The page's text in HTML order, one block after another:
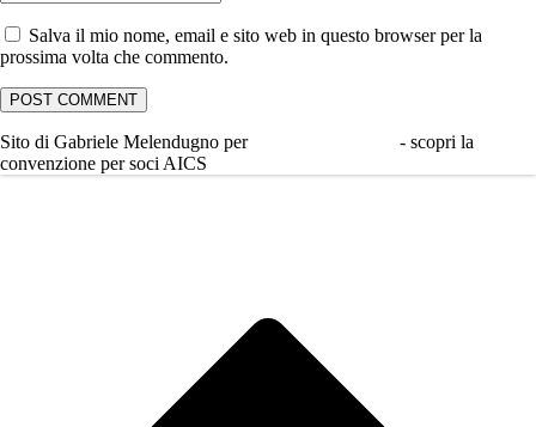
Salva il mio nome, email e sito web in questo browser per la
prossima volta che commento.
Sito di Gabriele Melendugno per
- scopri la
convenzione per soci AICS